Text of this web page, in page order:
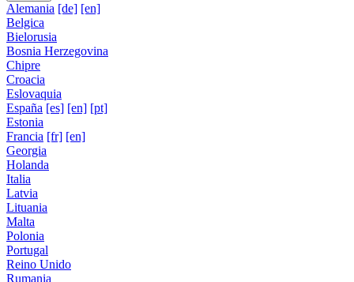
Alemania [de] [en]
Belgica
Bielorusia
Bosnia Herzegovina
Chipre
Croacia
Eslovaquia
España [es] [en] [pt]
Estonia
Francia [fr] [en]
Georgia
Holanda
Italia
Latvia
Lituania
Malta
Polonia
Portugal
Reino Unido
Rumania